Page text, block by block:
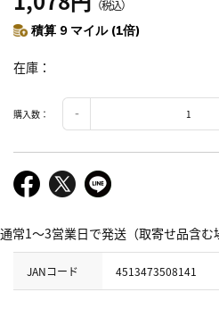
（税込）
積算 9 マイル (1倍)
在庫
購入数：
通常1～3営業日で発送（取寄せ品含む
JANコード 4513473508141